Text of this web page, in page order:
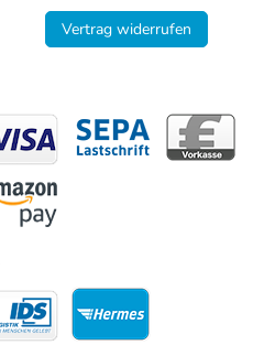
Vertrag widerrufen